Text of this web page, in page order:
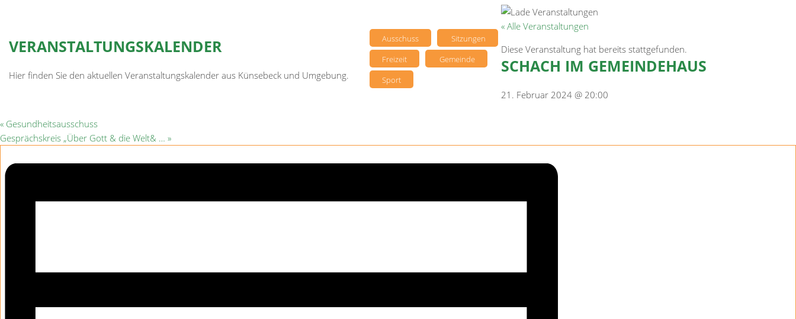
VERANSTALTUNGSKALENDER
Hier finden Sie den aktuellen Veranstaltungskalender aus Künsebeck und Umgebung.
Ausschuss
Sitzungen
Freizeit
Gemeinde
Sport
« Alle Veranstaltungen
Diese Veranstaltung hat bereits stattgefunden.
SCHACH IM GEMEINDEHAUS
21. Februar 2024 @ 20:00
« Gesundheitsausschuss
Gesprächskreis „Über Gott & die Welt& … »